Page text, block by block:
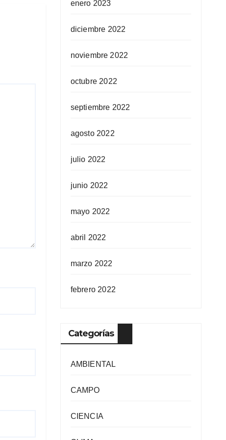
enero 2023
diciembre 2022
noviembre 2022
octubre 2022
septiembre 2022
agosto 2022
julio 2022
junio 2022
mayo 2022
abril 2022
marzo 2022
febrero 2022
Categorías
AMBIENTAL
CAMPO
CIENCIA